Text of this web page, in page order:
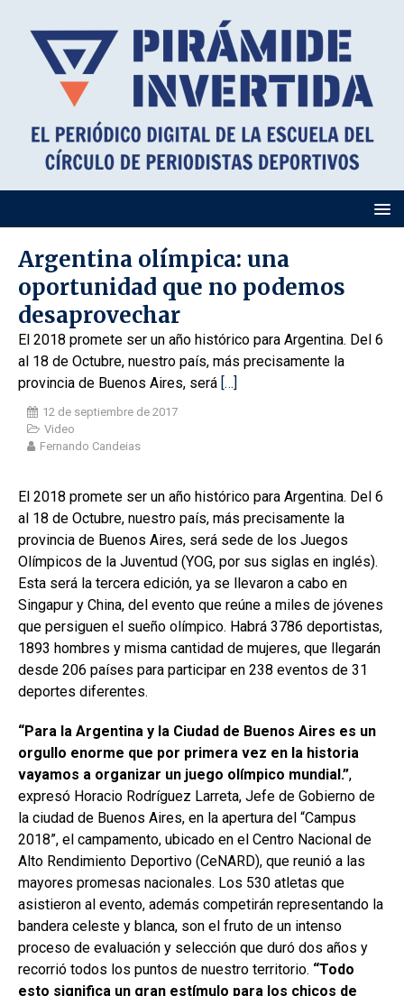
Argentina olímpica: una
oportunidad que no podemos
desaprovechar
El 2018 promete ser un año histórico para Argentina. Del 6
al 18 de Octubre, nuestro país, más precisamente la
provincia de Buenos Aires, será […]
12 de septiembre de 2017
Video
Fernando Candeias
El 2018 promete ser un año histórico para Argentina. Del 6
al 18 de Octubre, nuestro país, más precisamente la
provincia de Buenos Aires, será sede de los Juegos
Olímpicos de la Juventud (YOG, por sus siglas en inglés).
Esta será la tercera edición, ya se llevaron a cabo en
Singapur y China, del evento que reúne a miles de jóvenes
que persiguen el sueño olímpico. Habrá 3786 deportistas,
1893 hombres y misma cantidad de mujeres, que llegarán
desde 206 países para participar en 238 eventos de 31
deportes diferentes.
“Para la Argentina y la Ciudad de Buenos Aires es un
orgullo enorme que por primera vez en la historia
vayamos a organizar un juego olímpico mundial.”,
expresó Horacio Rodríguez Larreta, Jefe de Gobierno de
la ciudad de Buenos Aires, en la apertura del “Campus
2018”, el campamento, ubicado en el Centro Nacional de
Alto Rendimiento Deportivo (CeNARD), que reunió a las
mayores promesas nacionales. Los 530 atletas que
asistieron al evento, además competirán representando la
bandera celeste y blanca, son el fruto de un intenso
proceso de evaluación y selección que duró dos años y
recorrió todos los puntos de nuestro territorio. “Todo
esto significa un gran estímulo para los chicos de